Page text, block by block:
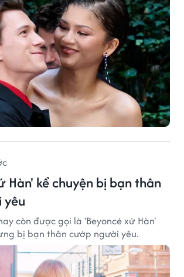
Hàn' kể chuyện bị bạn thân
còn được gọi là 'Beyoncé xứ Hàn'
bị bạn thân cướp người yêu.